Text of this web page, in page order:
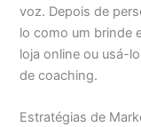
voz. Depois de
lo como um brinde
loja online ou usá-
de coaching.
Estratégias de